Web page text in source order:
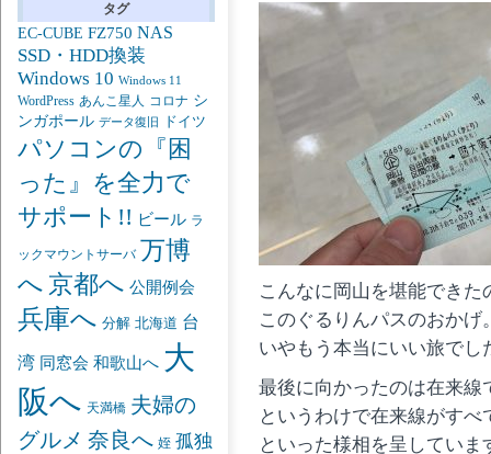
タグ
EC-CUBE FZ750 NAS
SSD・HDD換装
Windows 10 Windows 11
WordPress あんこ星人 コロナ シ
ンガポール データ復旧 ドイツ
パソコンの『困
った』を全力で
サポート!! ビール ラ
ックマウントサーバ 万博
へ 京都へ 公開例会
兵庫へ 分解 北海道 台
湾 同窓会 和歌山へ 大
阪へ 天満橋 夫婦の
グルメ 奈良へ 姪 孤独
こんなに岡山を堪能できた
このぐるりんパスのおかげ
いやもう本当にいい旅でし
最後に向かったのは在来線
というわけで在来線がす
といった様相を呈していま